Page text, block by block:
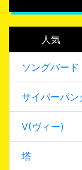
人気
ソングバード
サイバーパ
V(ヴィー)
塔